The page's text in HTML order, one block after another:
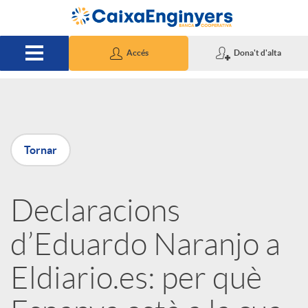
Salta al contingut principal
Accés Dona't d'alta
P
u
b
l
Tornar
Declaracions
d’Eduardo Naranjo a
Eldiario.es: per què